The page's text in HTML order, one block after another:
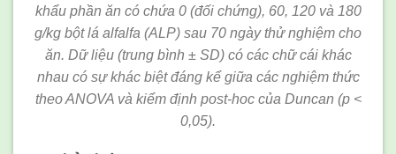
khẩu phần ăn có chứa 0 (đối chứng), 60, 120 và 180
g/kg bột lá alfalfa (ALP) sau 70 ngày thử nghiệm cho
ăn. Dữ liệu (trung bình ± SD) có các chữ cái khác
nhau có sự khác biệt đáng kể giữa các nghiệm thức
theo ANOVA và kiểm định post-hoc của Duncan (p <
0,05).